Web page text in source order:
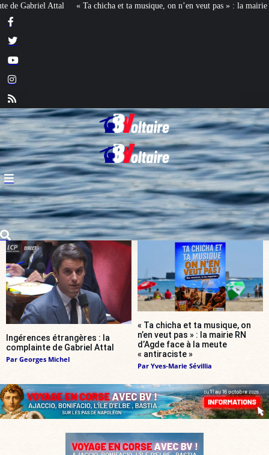
on n’en veut pas » : la mairie RN d’Agde face à la meute « antiraciste »
Ingérences étrangères : la
complainte de Gabriel Attal
Par Georges Michel
« Ta chicha et ta musique, on
n’en veut pas » : la mairie RN
d’Agde face à la meute
« antiraciste »
Par Yves-Marie Sévillia